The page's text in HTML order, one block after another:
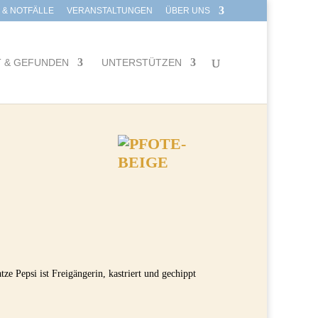
& NOTFÄLLE VERANSTALTUNGEN ÜBER UNS
& GEFUNDEN UNTERSTÜTZEN
Pepsi ist Freigängerin, kastriert und gechippt